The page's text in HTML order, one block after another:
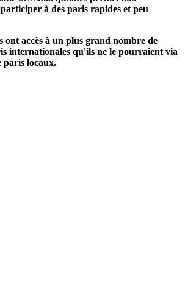
à des paris rapides et peu
ont accès à un plus grand nombre de
internationales qu'ils ne le pourraient via
paris locaux.